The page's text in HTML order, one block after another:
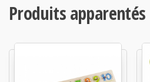
Produits apparentés